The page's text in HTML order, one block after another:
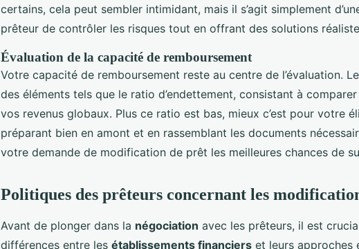
certains, cela peut sembler intimidant, mais il s’agit simplement
prêteur de contrôler les risques tout en offrant des solutions
Évaluation de la capacité de remboursement
Votre capacité de remboursement reste au centre de l’évaluation.
des éléments tels que le ratio d’endettement, consistant à
vos revenus globaux. Plus ce ratio est bas, mieux c’est pour votre
préparant bien en amont et en rassemblant les documents
votre demande de modification de prêt les meilleures chances de
Politiques des prêteurs concernant les
Avant de plonger dans la négociation avec les prêteurs, il est
différences entre les établissements financiers et leurs approches